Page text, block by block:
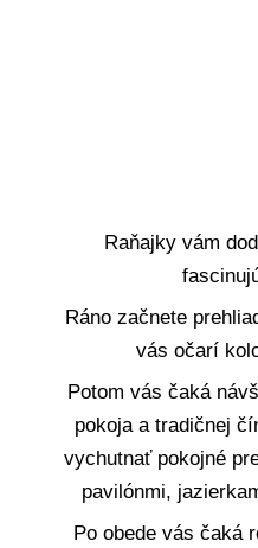
Raňajky vám
Ráno začnete
vás očarí
Potom vás čaká
pokoja a tradičnej
vychutnať pokojné
pavilónmi,
Po obede vás čaká